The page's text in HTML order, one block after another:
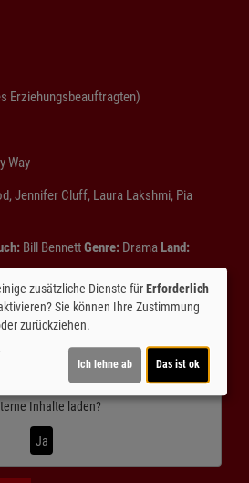
Erziehungsbeauftragten)
Way
Jennifer Cluff, Laura Lakshmi, Pia
Bill BennettGenre: Drama Land:
Ihr Kino!
(Trailer ansehen)bereitgestellte
Inhalte laden?
Ja
zusätzliche Dienste fürErforderlich
Sie können Ihre Zustimmung
zurückziehen.
Ich lehne ab Das ist ok